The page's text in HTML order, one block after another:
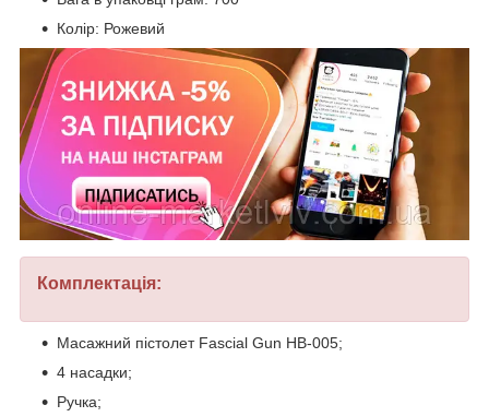
Колір: Рожевий
Комплектація:
Масажний пістолет Fascial Gun HB-005;
4 насадки;
Ручка;